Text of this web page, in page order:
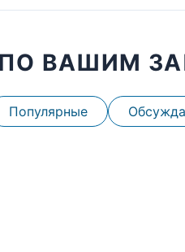
ВАШИМ
Популярные